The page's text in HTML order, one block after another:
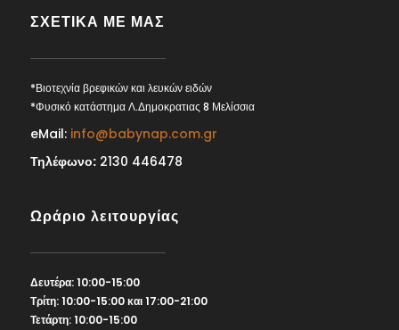
ΣΧΕΤΙΚΑ ΜΕ ΜΑΣ
*Βιοτεχνία βρεφικών και λευκών ειδών
*Φυσικό κατάστημα Λ.Δημοκρατιας 8 Μελίσσια
eMail: info@babynap.com.gr
Τηλέφωνο:2130 446478
Ωράριο λειτουργίας
Δευτέρα: 10:00-15:00
Τρίτη: 10:00-15:00 και 17:00-21:00
Τετάρτη: 10:00-15:00